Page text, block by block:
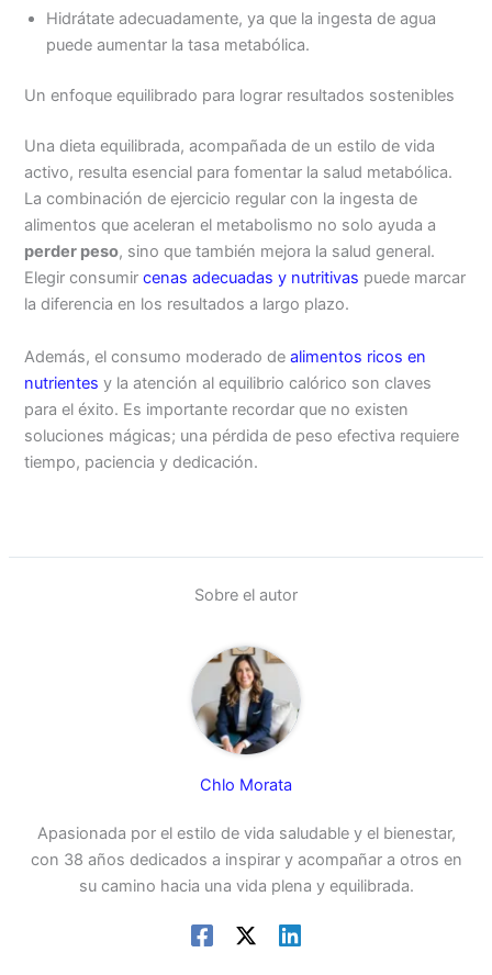
Hidrátate adecuadamente, ya que la ingesta de agua
puede aumentar la tasa metabólica.
Un enfoque equilibrado para lograr resultados sostenibles
Una dieta equilibrada, acompañada de un estilo de vida
activo, resulta esencial para fomentar la salud metabólica.
La combinación de ejercicio regular con la ingesta de
alimentos que aceleran el metabolismo no solo ayuda a
perder peso, sino que también mejora la salud general.
Elegir consumircenas adecuadas y nutritivas puede marcar
la diferencia en los resultados a largo plazo.
Además, el consumo moderado dealimentos ricos en
nutrientes y la atención al equilibrio calórico son claves
para el éxito. Es importante recordar que no existen
soluciones mágicas; una pérdida de peso efectiva requiere
tiempo, paciencia y dedicación.
Sobre el autor
Chlo Morata
Apasionada por el estilo de vida saludable y el bienestar,
con 38 años dedicados a inspirar y acompañar a otros en
su camino hacia una vida plena y equilibrada.